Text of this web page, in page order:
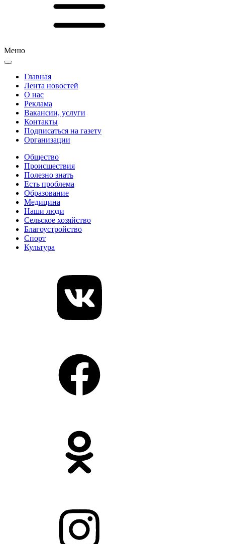
Меню
Главная
Лента новостей
О нас
Реклама
Вакансии, услуги
Контакты
Подписаться на газету
Организации
Общество
Происшествия
Полезно знать
Есть проблема
Образование
Медицина
Наши люди
Сельское хозяйство
Благоустройство
Спорт
Культура